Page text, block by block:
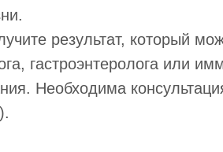
результат, который
гастроэнтеролога или
Необходима